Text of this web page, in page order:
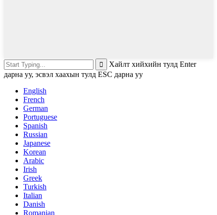
Хайлт хийхийн тулд Enter
дарна уу, эсвэл хаахын тулд ESC дарна уу
English
French
German
Portuguese
Spanish
Russian
Japanese
Korean
Arabic
Irish
Greek
Turkish
Italian
Danish
Romanian